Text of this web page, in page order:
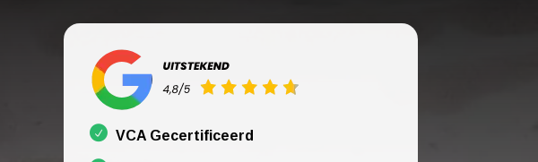
VCA Gecertificeerd